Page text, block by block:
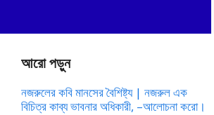
আরো পড়ুন
নজরুলের কবি মানসের বৈশিষ্ট্য | নজরুল এক
বিচিত্র কাব্য ভাবনার অধিকারী, –আলোচনা করো।